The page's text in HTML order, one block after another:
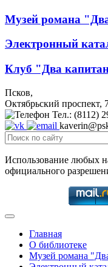
Музей романа
Электронный
Клуб "Два
Псков,
Октябрьский проспект,
Тел.: (8112)
Использование любых
официального
Главная
О библиотеке
Музей романа